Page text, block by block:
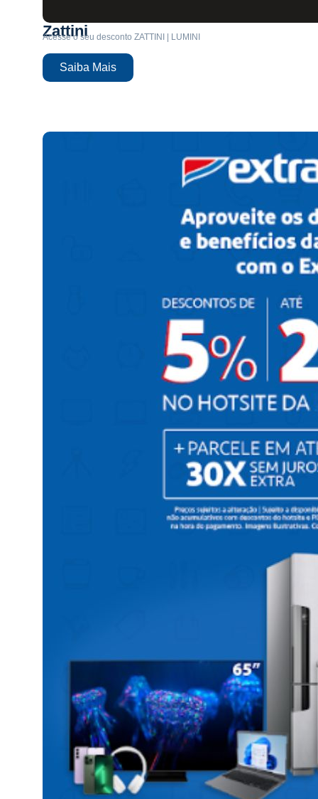
Zattini
Acesse o seu desconto ZATTINI | LUMINI
Saiba Mais